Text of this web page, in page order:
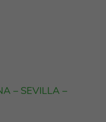
– SEVILLA –